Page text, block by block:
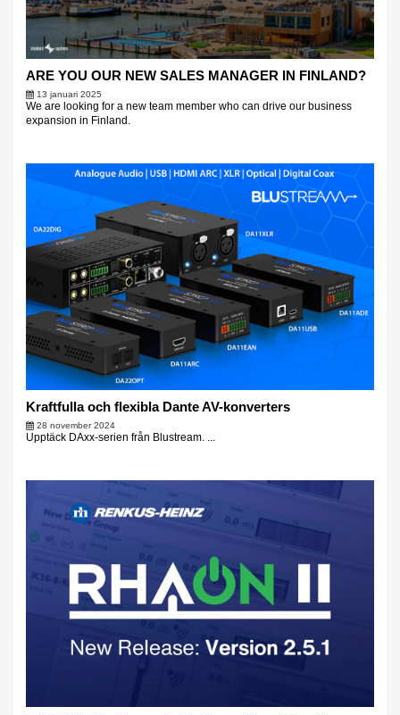
ARE YOU OUR NEW SALES MANAGER IN FINLAND?
13 januari 2025
We are looking for a new team member who can drive our business
expansion in Finland.
Kraftfulla och flexibla Dante AV-konverters
28 november 2024
Upptäck DAxx-serien från Blustream. ...